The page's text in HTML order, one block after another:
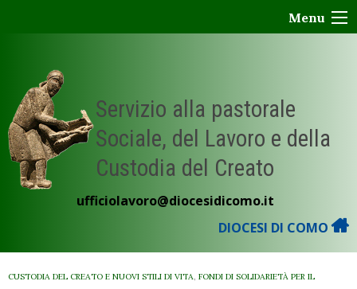
Menu
Servizio alla pastorale
Sociale, del Lavoro e della
Custodia del Creato
ufficiolavoro@diocesidicomo.it
DIOCESI DI COMO
CUSTODIA DEL CREATO E NUOVI STILI DI VITA, FONDI DI SOLIDARIETÀ PER IL